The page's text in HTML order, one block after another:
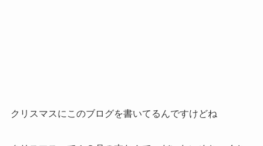
クリスマスにこのブログを書いてるんですけどね